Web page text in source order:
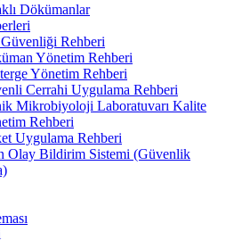
Dökümanlar
Rehberi
Yönetim Rehberi
Yönetim Rehberi
Cerrahi Uygulama Rehberi
Mikrobiyoloji Laboratuvarı Kalite
Rehberi
Uygulama Rehberi
Olay Bildirim Sistemi (Güvenlik